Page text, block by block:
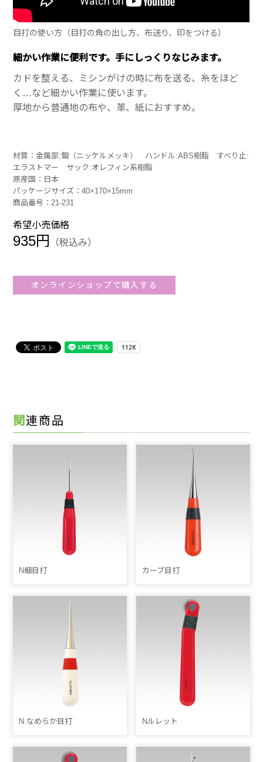
目打の使い方（目打の角の出し方、布送り、印をつける）
細かい作業に便利です。手にしっくりなじみます。
カドを整える、ミシンがけの時に布を送る、糸をほど
く…など細かい作業に使います。
厚地から普通地の布や、革、紙におすすめ。
材質：金属部:鋼（ニッケルメッキ） ハンドル:ABS樹脂 すべり止:
エラストマー サック:オレフィン系樹脂
原産国：日本
パッケージサイズ：40×170×15mm
商品番号：21-231
希望小売価格
935円 （税込み）
オンラインショップで購入する
関連商品
N細目打 カーブ目打
N なめらか目打 Nルレット